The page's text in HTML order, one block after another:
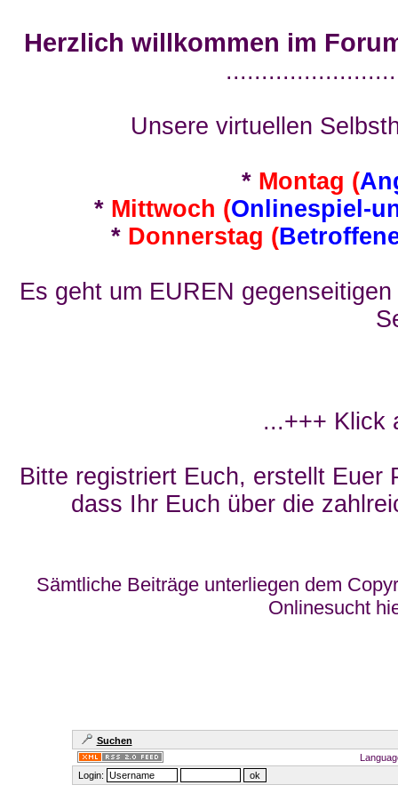
Herzlich willkommen im
Unsere virtuellen
* Montag (
* Mittwoch (Onlinespiel-
* Donnerstag (
Es geht um EUREN
...+++ Klick
Bitte registriert Euch, erstellt Euer
dass Ihr Euch über die
Sämtliche Beiträge unterliegen dem
Onlinesucht
Suchen
Login: